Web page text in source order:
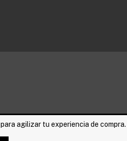
para agilizar tu experiencia de compra.